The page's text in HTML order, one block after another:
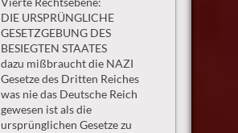
DIE URSPRÜNGLICHE
GESETZGEBUNG DES
BESIEGTEN STAATES
dazu mißbraucht die NAZI
Gesetze des Dritten Reiches
was nie das Deutsche Reich
gewesen ist als die
ursprünglichen Gesetze zu